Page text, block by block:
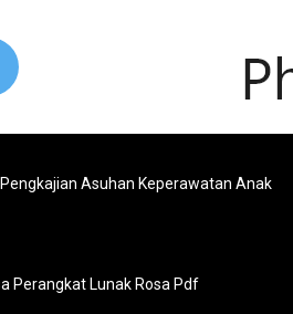
Asuhan Keperawatan Anak
Perangkat Lunak Rosa Pdf